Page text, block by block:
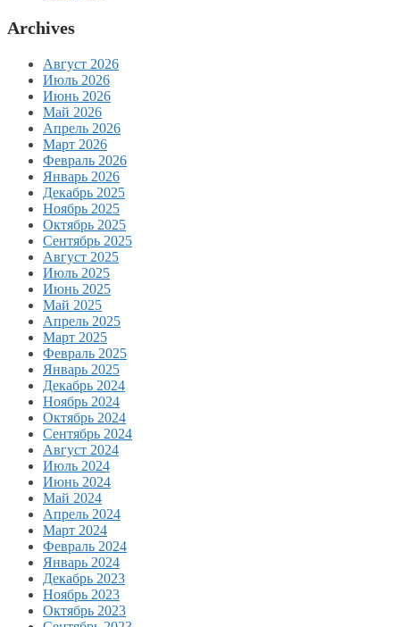
Archives
Август 2026
Июль 2026
Июнь 2026
Май 2026
Апрель 2026
Март 2026
Февраль 2026
Январь 2026
Декабрь 2025
Ноябрь 2025
Октябрь 2025
Сентябрь 2025
Август 2025
Июль 2025
Июнь 2025
Май 2025
Апрель 2025
Март 2025
Февраль 2025
Январь 2025
Декабрь 2024
Ноябрь 2024
Октябрь 2024
Сентябрь 2024
Август 2024
Июль 2024
Июнь 2024
Май 2024
Апрель 2024
Март 2024
Февраль 2024
Январь 2024
Декабрь 2023
Ноябрь 2023
Октябрь 2023